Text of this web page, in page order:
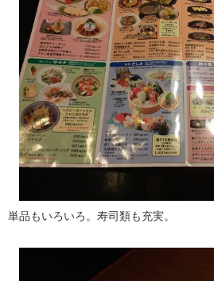
単品もいろいろ。寿司類も充実。